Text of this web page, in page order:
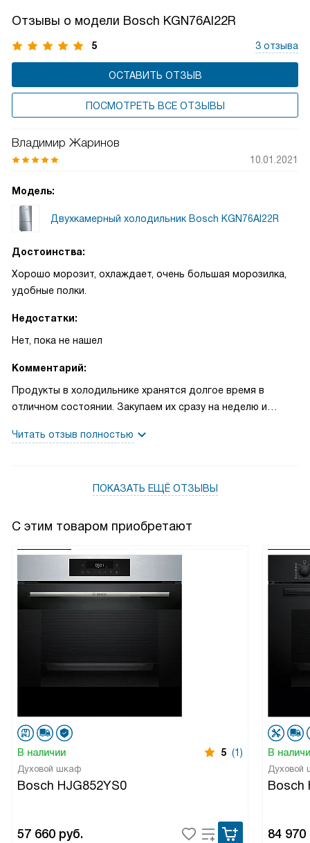
Отзывы о модели Bosch KGN76AI22R
5 3 отзыва
ОСТАВИТЬ ОТЗЫВ
ПОСМОТРЕТЬ ВСЕ ОТЗЫВЫ
Владимир Жаринов
10.01.2021
Модель:
Двухкамерный холодильник Bosch KGN76AI22R
Достоинства:
Хорошо морозит, охлаждает, очень большая морозилка,
удобные полки.
Недостатки:
Нет, пока не нашел
Комментарий:
Продукты в холодильнике хранятся долгое время в
отличном состоянии. Закупаем их сразу на неделю и
хранится в открытом пакете до 10 дней, я считаю, что это
отличный вид. Холодильником довольны. Срок
Читать отзыв полностью
ПОКАЗАТЬ ЕЩЁ ОТЗЫВЫ
С этим товаром приобретают
В наличии 5 (1)
Духовой шкаф
Bosch HJG852YS0
57 660 руб.
В
Духовой
Bosch
84 970